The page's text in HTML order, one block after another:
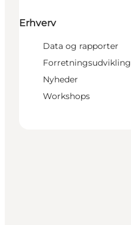
Erhverv
Data og rapporter
Forretningsudvikling
Nyheder
Workshops